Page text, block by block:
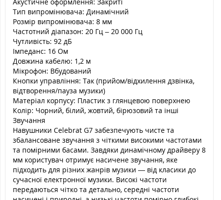
Тип випромінювача: Динамічний
Розмір випромінювача: 8 мм
Частотний діапазон: 20 Гц – 20 000 Гц
Чутливість: 92 дБ
Імпеданс: 16 Ом
Довжина кабелю: 1,2 м
Мікрофон: Вбудований
Кнопки управління: Так (прийом/відхилення дзвінка,
відтворення/пауза музики)
Матеріал корпусу: Пластик з глянцевою поверхнею
Колір: Чорний, білий, жовтий, бірюзовий та інші
Звучання
Навушники Celebrat G7 забезпечують чисте та
збалансоване звучання з чіткими високими частотами
та помірними басами. Завдяки динамічному драйверу 8
мм користувач отримує насичене звучання, яке
підходить для різних жанрів музики — від класики до
сучасної електронної музики. Високі частоти
передаються чітко та детально, середні частоти